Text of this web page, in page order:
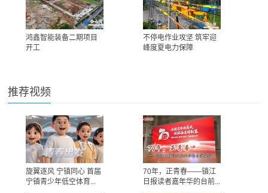
鸿鑫智能装备二期项目
开工
不停电作业攻坚 筑牢迎
峰度夏电力保障
推荐视频
旋翼逐风 宁镇同心 首届
宁镇青少年低空体育...
70年，正青春——镇江
日报读者嘉年华的台前...